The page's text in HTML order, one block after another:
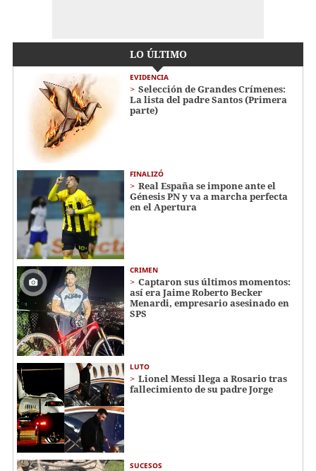
LO ÚLTIMO
EVIDENCIA
Selección de Grandes Crímenes:
La lista del padre Santos (Primera
parte)
FINALIZÓ
Real España se impone ante el
Génesis PN y va a marcha perfecta
en el Apertura
CRIMEN
Captaron sus últimos momentos:
así era Jaime Roberto Becker
Menardi​​​, empresario asesinado en
SPS
LUTO
Lionel Messi llega a Rosario tras
fallecimiento de su padre Jorge
SUCESOS